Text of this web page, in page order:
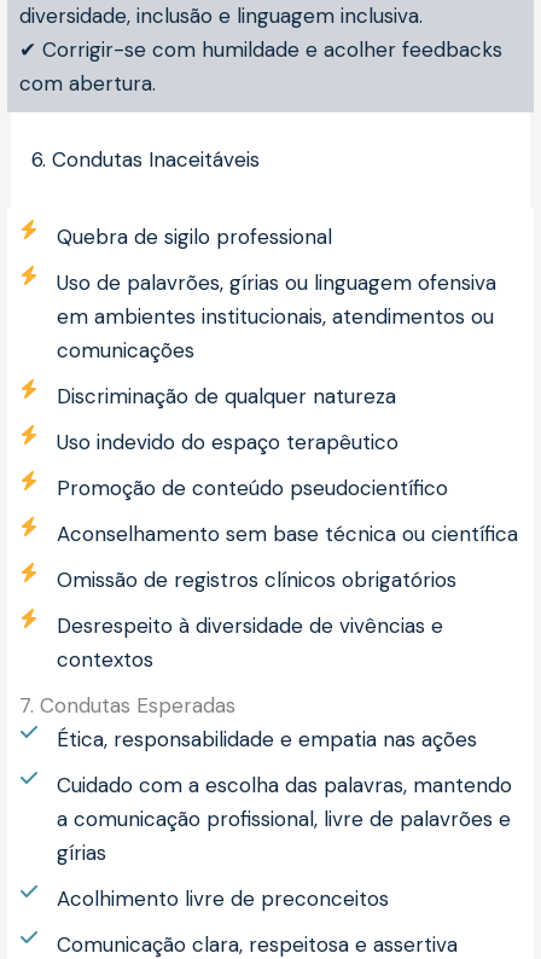
diversidade, inclusão e linguagem inclusiva.
✔ Corrigir-se com humildade e acolher feedbacks
com abertura.
6. Condutas Inaceitáveis
Quebra de sigilo professional
Uso de palavrões, gírias ou linguagem ofensiva
em ambientes institucionais, atendimentos ou
comunicações
Discriminação de qualquer natureza
Uso indevido do espaço terapêutico
Promoção de conteúdo pseudocientífico
Aconselhamento sem base técnica ou científica
Omissão de registros clínicos obrigatórios
Desrespeito à diversidade de vivências e
contextos
7. Condutas Esperadas
Ética, responsabilidade e empatia nas ações
Cuidado com a escolha das palavras, mantendo
a comunicação profissional, livre de palavrões e
gírias
Acolhimento livre de preconceitos
Comunicação clara, respeitosa e assertiva